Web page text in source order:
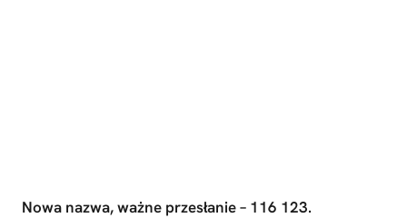
Nowa nazwa, ważne przesłanie – 116 123.